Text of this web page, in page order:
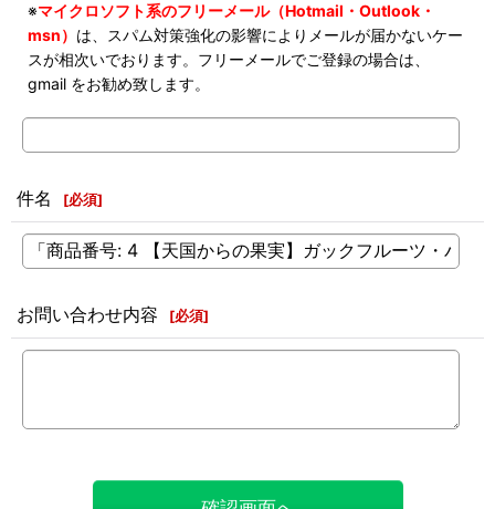
※マイクロソフト系のフリーメール（Hotmail・Outlook・
msn） は、スパム対策強化の影響によりメールが届かないケー
スが相次いでおります。フリーメールでご登録の場合は、
gmail をお勧め致します。
件名 [必須]
お問い合わせ内容 [必須]